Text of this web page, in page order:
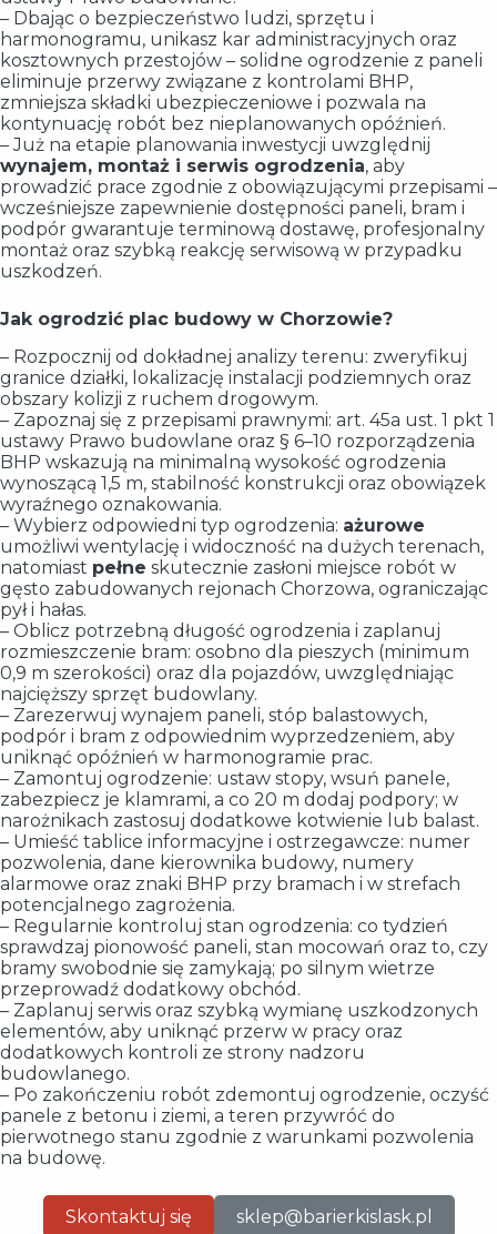
– Dbając o bezpieczeństwo ludzi, sprzętu i
harmonogramu, unikasz kar administracyjnych oraz
kosztownych przestojów – solidne ogrodzenie z paneli
eliminuje przerwy związane z kontrolami BHP,
zmniejsza składki ubezpieczeniowe i pozwala na
kontynuację robót bez nieplanowanych opóźnień.
– Już na etapie planowania inwestycji uwzględnij
wynajem, montaż i serwis ogrodzenia, aby
prowadzić prace zgodnie z obowiązującymi przepisami –
wcześniejsze zapewnienie dostępności paneli, bram i
podpór gwarantuje terminową dostawę, profesjonalny
montaż oraz szybką reakcję serwisową w przypadku
uszkodzeń.
Jak ogrodzić plac budowy w Chorzowie?
– Rozpocznij od dokładnej analizy terenu: zweryfikuj
granice działki, lokalizację instalacji podziemnych oraz
obszary kolizji z ruchem drogowym.
– Zapoznaj się z przepisami prawnymi: art. 45a ust. 1 pkt 1
ustawy Prawo budowlane oraz § 6–10 rozporządzenia
BHP wskazują na minimalną wysokość ogrodzenia
wynoszącą 1,5 m, stabilność konstrukcji oraz obowiązek
wyraźnego oznakowania.
– Wybierz odpowiedni typ ogrodzenia: ażurowe
umożliwi wentylację i widoczność na dużych terenach,
natomiast pełne skutecznie zasłoni miejsce robót w
gęsto zabudowanych rejonach Chorzowa, ograniczając
pył i hałas.
– Oblicz potrzebną długość ogrodzenia i zaplanuj
rozmieszczenie bram: osobno dla pieszych (minimum
0,9 m szerokości) oraz dla pojazdów, uwzględniając
najcięższy sprzęt budowlany.
– Zarezerwuj wynajem paneli, stóp balastowych,
podpór i bram z odpowiednim wyprzedzeniem, aby
uniknąć opóźnień w harmonogramie prac.
– Zamontuj ogrodzenie: ustaw stopy, wsuń panele,
zabezpiecz je klamrami, a co 20 m dodaj podpory; w
narożnikach zastosuj dodatkowe kotwienie lub balast.
– Umieść tablice informacyjne i ostrzegawcze: numer
pozwolenia, dane kierownika budowy, numery
alarmowe oraz znaki BHP przy bramach i w strefach
potencjalnego zagrożenia.
– Regularnie kontroluj stan ogrodzenia: co tydzień
sprawdzaj pionowość paneli, stan mocowań oraz to, czy
bramy swobodnie się zamykają; po silnym wietrze
przeprowadź dodatkowy obchód.
– Zaplanuj serwis oraz szybką wymianę uszkodzonych
elementów, aby uniknąć przerw w pracy oraz
dodatkowych kontroli ze strony nadzoru
budowlanego.
– Po zakończeniu robót zdemontuj ogrodzenie, oczyść
panele z betonu i ziemi, a teren przywróć do
pierwotnego stanu zgodnie z warunkami pozwolenia
na budowę.
Skontaktuj się sklep@barierkislask.pl